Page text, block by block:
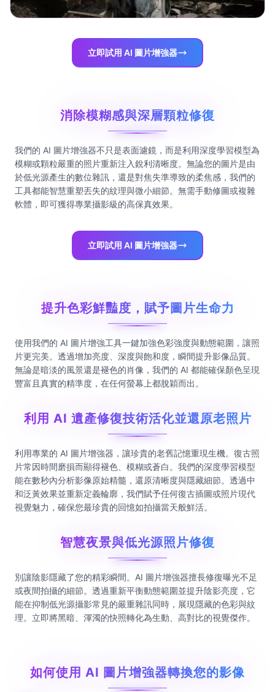
立即試用 AI 圖片增強器
消除模糊感與深層顆粒修復
我們的 AI 圖片增強器不只是表面濾鏡，而是利用深度學習模型為
模糊或顆粒嚴重的照片重新注入銳利清晰度。無論您的圖片是由
於低光源產生的數位雜訊，還是對焦失準導致的柔焦感，我們的
工具都能智慧重塑丟失的紋理與微小細節。無需手動修圖或複雜
軟體，即可獲得專業攝影級的高保真效果。
立即試用 AI 圖片增強器
提升色彩鮮豔度，賦予圖片生命力
使用我們的 AI 圖片增強工具一鍵加強色彩強度與動態範圍，讓照
片更完美。透過增加亮度、深度與飽和度，瞬間提升影像品質。
無論是暗淡的風景還是褪色的肖像，我們的 AI 都能確保顏色呈現
豐富且真實的精準度，在任何螢幕上都脫穎而出。
利用 AI 遺產修復技術活化並還原老照片
利用專業的 AI 圖片增強器，讓珍貴的老舊記憶重現生機。復古照
片常因時間磨損而顯得褪色、模糊或蒼白。我們的深度學習模型
能在數秒內分析影像原始精髓，還原清晰度與隱藏細節。透過中
和泛黃效果並重新定義輪廓，我們賦予任何復古插圖或照片現代
視覺魅力，確保您最珍貴的回憶如拍攝當天般鮮活。
智慧夜景與低光源照片修復
別讓陰影隱藏了您的精彩瞬間。AI 圖片增強器擅長修復曝光不足
或夜間拍攝的細節。透過重新平衡動態範圍並提升陰影亮度，它
能在抑制低光源攝影常見的嚴重雜訊同時，展現隱藏的色彩與紋
理。立即將黑暗、渾濁的快照轉化為生動、高對比的視覺傑作。
如何使用 AI 圖片增強器轉換您的影像